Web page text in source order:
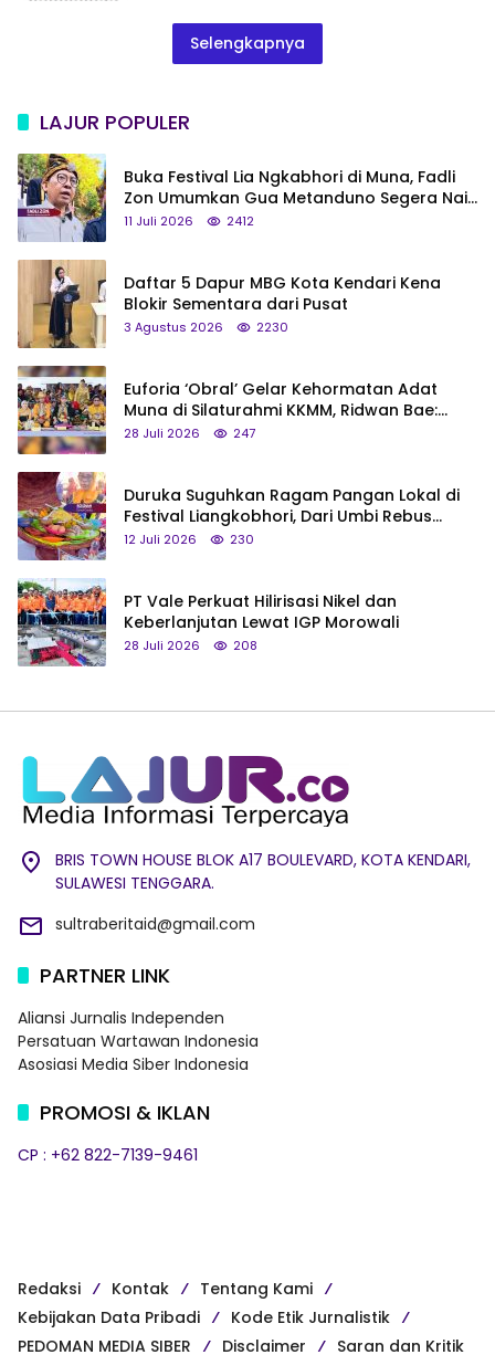
Selengkapnya
LAJUR POPULER
Buka Festival Lia Ngkabhori di Muna, Fadli
Zon Umumkan Gua Metanduno Segera Naik
Status Jadi Cagar Budaya Nasional
11 Juli 2026 2412
Daftar 5 Dapur MBG Kota Kendari Kena
Blokir Sementara dari Pusat
3 Agustus 2026 2230
Euforia ‘Obral’ Gelar Kehormatan Adat
Muna di Silaturahmi KKMM, Ridwan Bae:
Saya Bukan Tipe Begitu, Belum Pantas!
28 Juli 2026 247
Duruka Suguhkan Ragam Pangan Lokal di
Festival Liangkobhori, Dari Umbi Rebus
hingga Tumpeng Beras Muna
12 Juli 2026 230
PT Vale Perkuat Hilirisasi Nikel dan
Keberlanjutan Lewat IGP Morowali
28 Juli 2026 208
BRIS TOWN HOUSE BLOK A17 BOULEVARD, KOTA KENDARI,
SULAWESI TENGGARA.
sultraberitaid@gmail.com
PARTNER LINK
Aliansi Jurnalis Independen
Persatuan Wartawan Indonesia
Asosiasi Media Siber Indonesia
PROMOSI & IKLAN
CP : +62 822-7139-9461
Redaksi Kontak
Tentang Kami
Kebijakan Data Pribadi
Kode Etik Jurnalistik
PEDOMAN MEDIA SIBER
Disclaimer Saran dan Kritik